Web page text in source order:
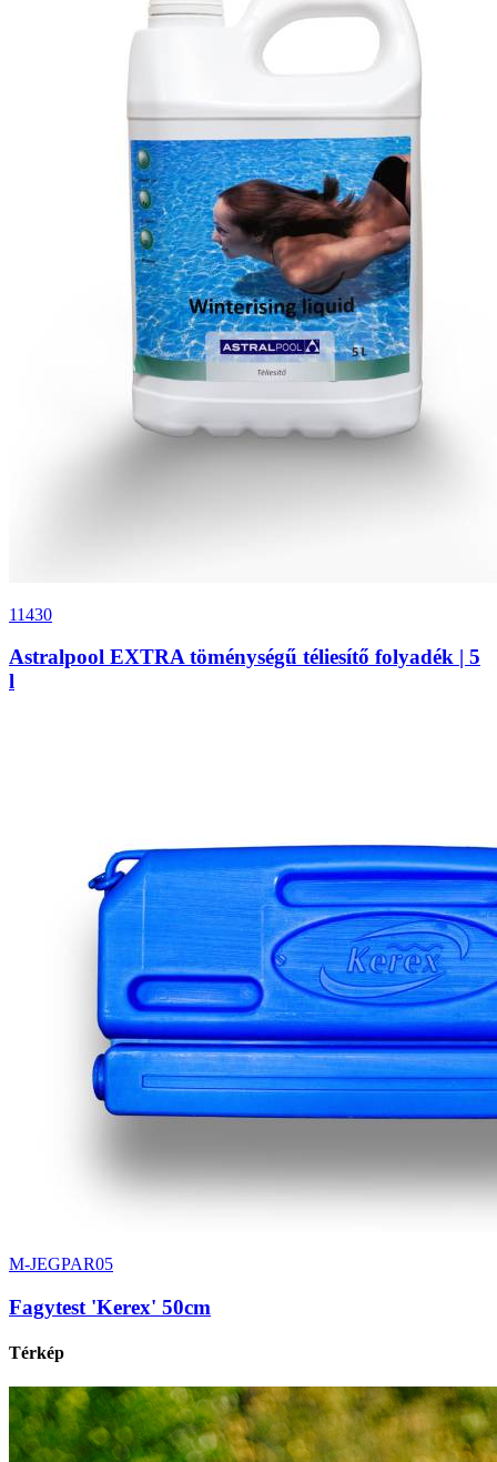
11430
Astralpool EXTRA töménységű téliesítő folyadék | 5
l
M-JEGPAR05
Fagytest 'Kerex' 50cm
Térkép